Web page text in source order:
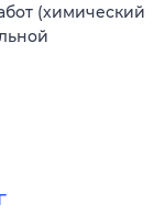
(химический